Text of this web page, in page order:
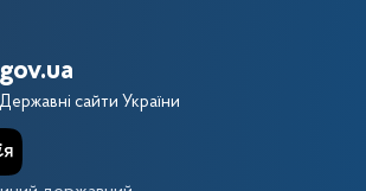
сторінка
gov.ua
Державні сайти України